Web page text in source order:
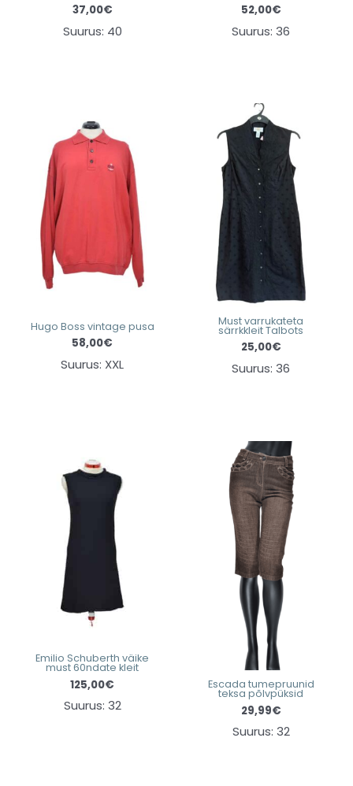
37,00€
Suurus: 40
52,00€
Suurus: 36
Hugo Boss vintage pusa
58,00€
Suurus: XXL
Must varrukateta
särrkkleit Talbots
25,00€
Suurus: 36
Emilio Schuberth väike
must 60ndate kleit
125,00€
Suurus: 32
Escada tumepruunid
teksa põlvpüksid
29,99€
Suurus: 32